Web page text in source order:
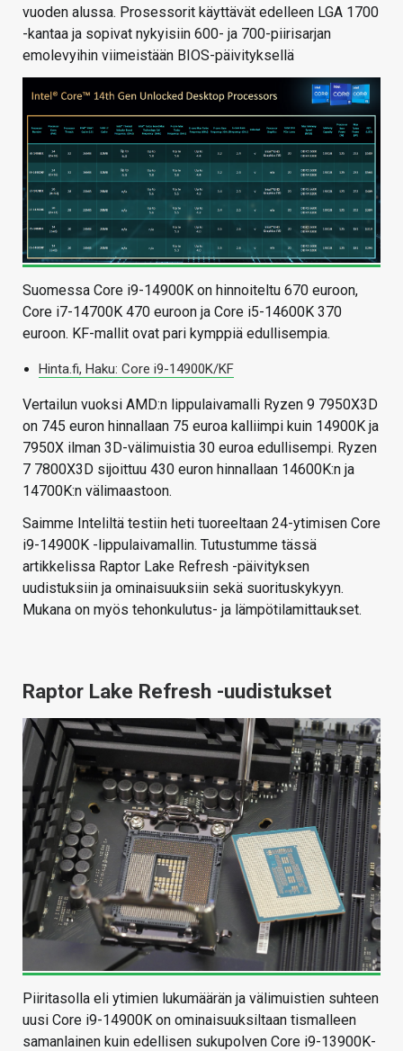
vuoden alussa. Prosessorit käyttävät edelleen LGA 1700
-kantaa ja sopivat nykyisiin 600- ja 700-piirisarjan
emolevyihin viimeistään BIOS-päivityksellä
Suomessa Core i9-14900K on hinnoiteltu 670 euroon,
Core i7-14700K 470 euroon ja Core i5-14600K 370
euroon. KF-mallit ovat pari kymppiä edullisempia.
Hinta.fi, Haku: Core i9-14900K/KF
Vertailun vuoksi AMD:n lippulaivamalli Ryzen 9 7950X3D
on 745 euron hinnallaan 75 euroa kalliimpi kuin 14900K ja
7950X ilman 3D-välimuistia 30 euroa edullisempi. Ryzen
7 7800X3D sijoittuu 430 euron hinnallaan 14600K:n ja
14700K:n välimaastoon.
Saimme Inteliltä testiin heti tuoreeltaan 24-ytimisen Core
i9-14900K -lippulaivamallin. Tutustumme tässä
artikkelissa Raptor Lake Refresh -päivityksen
uudistuksiin ja ominaisuuksiin sekä suorituskykyyn.
Mukana on myös tehonkulutus- ja lämpötilamittaukset.
Raptor Lake Refresh -uudistukset
Piiritasolla eli ytimien lukumäärän ja välimuistien suhteen
uusi Core i9-14900K on ominaisuuksiltaan tismalleen
samanlainen kuin edellisen sukupolven Core i9-13900K-